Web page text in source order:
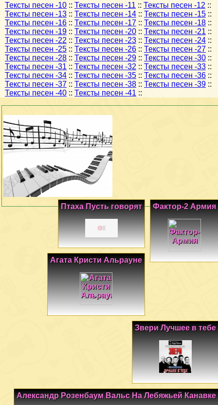
Тексты песен -10 :: Тексты песен -11 :: Тексты песен -12 ::
Тексты песен -13 :: Тексты песен -14 :: Тексты песен -15 ::
Тексты песен -16 :: Тексты песен -17 :: Тексты песен -18 ::
Тексты песен -19 :: Тексты песен -20 :: Тексты песен -21 ::
Тексты песен -22 :: Тексты песен -23 :: Тексты песен -24 ::
Тексты песен -25 :: Тексты песен -26 :: Тексты песен -27 ::
Тексты песен -28 :: Тексты песен -29 :: Тексты песен -30 ::
Тексты песен -31 :: Тексты песен -32 :: Тексты песен -33 ::
Тексты песен -34 :: Тексты песен -35 :: Тексты песен -36 ::
Тексты песен -37 :: Тексты песен -38 :: Тексты песен -39 ::
Тексты песен -40 :: Тексты песен -41 ::
Фактор-2 Армия
Птаха Пусть говорят
Агата Кристи Альрауне
Звери Лучшее в тебе
Александр Розенбаум Вальс На Лебяжьей Канавке